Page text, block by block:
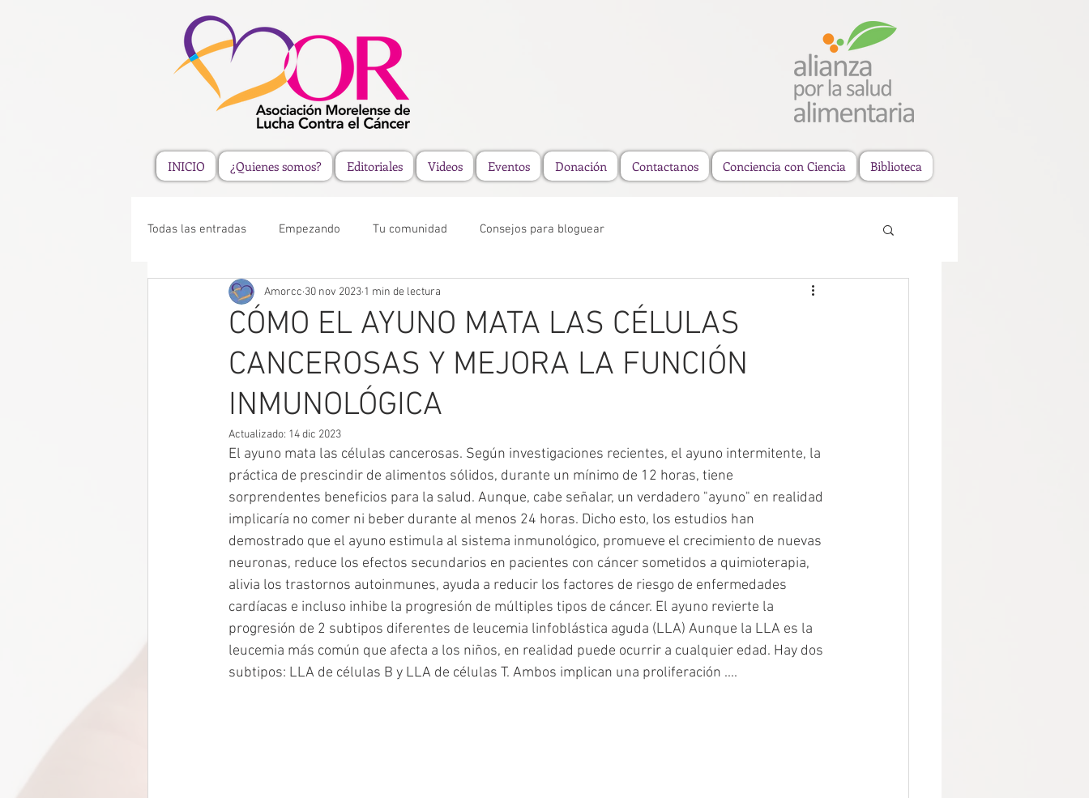
INICIO ¿Quienes somos? Editoriales Videos Eventos Donación Contactanos Conciencia con Ciencia Biblioteca
Todas las entradas Empezando Tu comunidad Consejos para bloguear
CÓMO EL AYUNO MATA LAS CÉLULAS
CANCEROSAS Y MEJORA LA FUNCIÓN
INMUNOLÓGICA
Amorcc 30 nov 2023 1 min de lectura
Actualizado: 14 dic 2023
El ayuno mata las células cancerosas. Según investigaciones recientes, el ayuno intermitente, la
práctica de prescindir de alimentos sólidos, durante un mínimo de 12 horas, tiene
sorprendentes beneficios para la salud. Aunque, cabe señalar, un verdadero "ayuno" en realidad
implicaría no comer ni beber durante al menos 24 horas. Dicho esto, los estudios han
demostrado que el ayuno estimula al sistema inmunológico, promueve el crecimiento de nuevas
neuronas, reduce los efectos secundarios en pacientes con cáncer sometidos a quimioterapia,
alivia los trastornos autoinmunes, ayuda a reducir los factores de riesgo de enfermedades
cardíacas e incluso inhibe la progresión de múltiples tipos de cáncer. El ayuno revierte la
progresión de 2 subtipos diferentes de leucemia linfoblástica aguda (LLA) Aunque la LLA es la
leucemia más común que afecta a los niños, en realidad puede ocurrir a cualquier edad. Hay dos
subtipos: LLA de células B y LLA de células T. Ambos implican una proliferación ....